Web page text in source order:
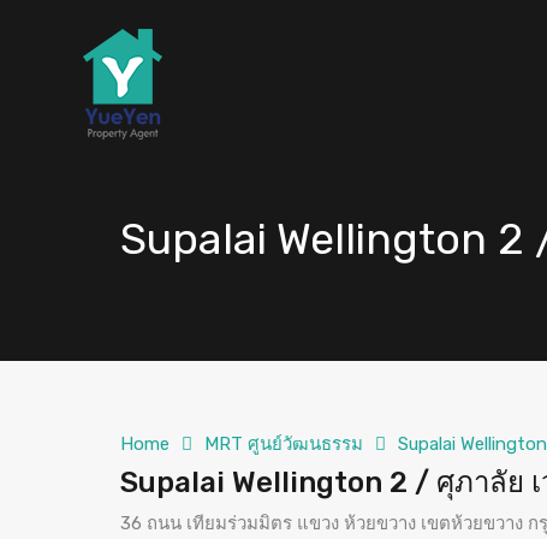
Supalai Wellington
Home MRT ศูนย์วัฒนธรรม Supalai
Supalai Wellington 2 / ศุภาลัย
36 ถนน เทียมร่วมมิตร แขวง ห้วยขวาง เขตห้วยขวาง ก